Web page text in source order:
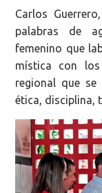
Carlos
palabras de
femenino que
mística con
regional que se
ética, disciplina,